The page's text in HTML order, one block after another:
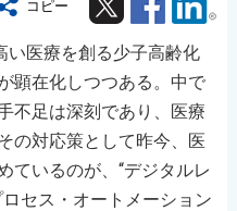
コピー
い医療を創る少子高齢化
顕在化しつつある。中で
不足は深刻であり、医療
の対応策として昨今、医
ているのが、“デジタルレ
セス・オートメーション